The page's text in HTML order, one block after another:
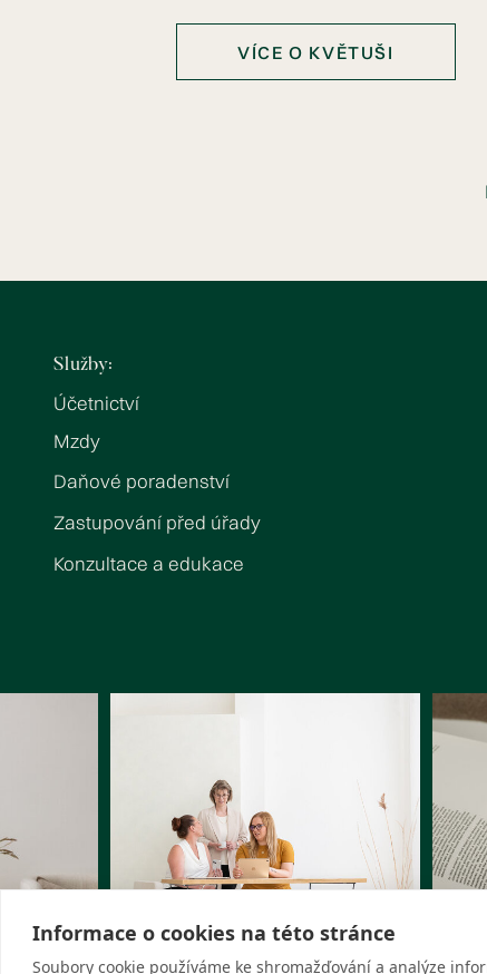
VÍCE O KVĚTUŠI
Konzultace a edukace
Zastupování před úřady
Daňové poradenství
Mzdy
Účetnictví
Služby:
Informace o cookies na této stránce
Soubory cookie používáme ke shromažďování a analýze